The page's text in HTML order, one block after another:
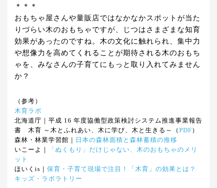
＊＊＊
おもちゃ屋さんや量販店ではなかなかスポットが当た
りづらい木のおもちゃですが、じつはさまざまな知育
効果があったのですね。木の文化に触れられ、集中力
や想像力を高めてくれることが期待される木のおもち
ゃを、みなさんの子育てにもっと取り入れてみません
か？
（参考）
木育ラボ
北海道庁｜平成 16 年度協働型政策検討システム推進事業報告
書 木育 ～木とふれあい、木に学び、木と生きる～（ PDF ）
森林・林業学習館｜
日本の森林面積と森林蓄積の推移
いこーよ｜
「ぬくもり」だけじゃない、木のおもちゃのメリ
ット
ほいくis｜ 保育・子育て現場で注目！「木育」の効果とは？
キッズ・ラボラトリー